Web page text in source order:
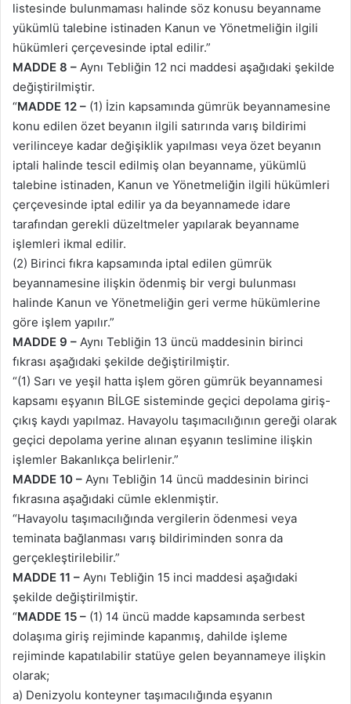
listesinde bulunmaması halinde söz konusu beyanname
yükümlü talebine istinaden Kanun ve Yönetmeliğin ilgili
hükümleri çerçevesinde iptal edilir.”
MADDE 8 – Aynı Tebliğin 12 nci maddesi aşağıdaki şekilde
değiştirilmiştir.
“MADDE 12 – (1) İzin kapsamında gümrük beyannamesine
konu edilen özet beyanın ilgili satırında varış bildirimi
verilinceye kadar değişiklik yapılması veya özet beyanın
iptali halinde tescil edilmiş olan beyanname, yükümlü
talebine istinaden, Kanun ve Yönetmeliğin ilgili hükümleri
çerçevesinde iptal edilir ya da beyannamede idare
tarafından gerekli düzeltmeler yapılarak beyanname
işlemleri ikmal edilir.
(2) Birinci fıkra kapsamında iptal edilen gümrük
beyannamesine ilişkin ödenmiş bir vergi bulunması
halinde Kanun ve Yönetmeliğin geri verme hükümlerine
göre işlem yapılır.”
MADDE 9 – Aynı Tebliğin 13 üncü maddesinin birinci
fıkrası aşağıdaki şekilde değiştirilmiştir.
“(1) Sarı ve yeşil hatta işlem gören gümrük beyannamesi
kapsamı eşyanın BİLGE sisteminde geçici depolama giriş-
çıkış kaydı yapılmaz. Havayolu taşımacılığının gereği olarak
geçici depolama yerine alınan eşyanın teslimine ilişkin
işlemler Bakanlıkça belirlenir.”
MADDE 10 – Aynı Tebliğin 14 üncü maddesinin birinci
fıkrasına aşağıdaki cümle eklenmiştir.
“Havayolu taşımacılığında vergilerin ödenmesi veya
teminata bağlanması varış bildiriminden sonra da
gerçekleştirilebilir.”
MADDE 11 – Aynı Tebliğin 15 inci maddesi aşağıdaki
şekilde değiştirilmiştir.
“MADDE 15 – (1) 14 üncü madde kapsamında serbest
dolaşıma giriş rejiminde kapanmış, dahilde işleme
rejiminde kapatılabilir statüye gelen beyannameye ilişkin
olarak;
a) Denizyolu konteyner taşımacılığında eşyanın